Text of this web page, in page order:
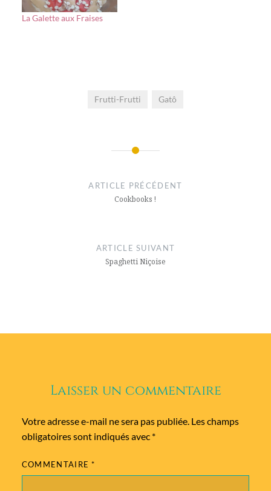
La Galette aux Fraises
Frutti-Frutti Gatô
ARTICLE PRÉCÉDENT
Cookbooks !
ARTICLE SUIVANT
Spaghetti Niçoise
Laisser un commentaire
Votre adresse e-mail ne sera pas publiée. Les champs
obligatoires sont indiqués avec *
COMMENTAIRE*